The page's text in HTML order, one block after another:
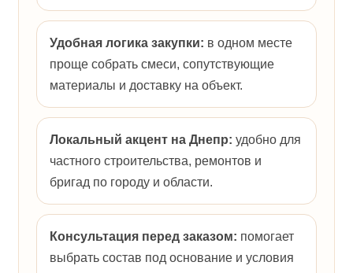
Удобная логика закупки: в одном месте
проще собрать смеси, сопутствующие
материалы и доставку на объект.
Локальный акцент на Днепр: удобно для
частного строительства, ремонтов и
бригад по городу и области.
Консультация перед заказом: помогает
выбрать состав под основание и условия